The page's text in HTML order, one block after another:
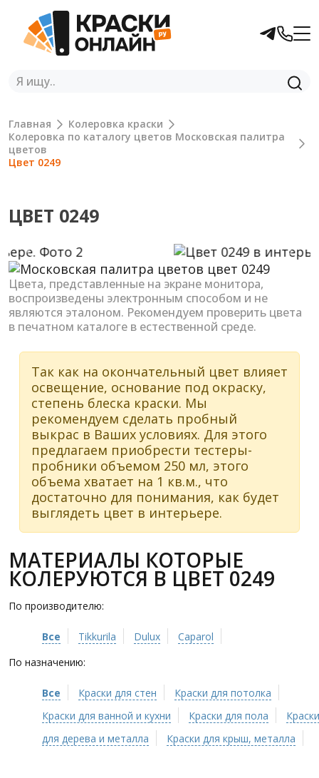
Главная
Колеровка краски
Колеровка по каталогу цветов Московская палитра
цветов
Цвет 0249
ЦВЕТ 0249
Previous Next
Цвета, представленные на экране монитора,
воспроизведены электронным способом и не
являются эталоном. Рекомендуем проверить цвета
в печатном каталоге в естественной среде.
Так как на окончательный цвет влияет
освещение, основание под окраску,
степень блеска краски. Мы
рекомендуем сделать пробный
выкрас в Ваших условиях. Для этого
предлагаем приобрести тестеры-
пробники объемом 250 мл, этого
объема хватает на 1 кв.м., что
достаточно для понимания, как будет
выглядеть цвет в интерьере.
МАТЕРИАЛЫ КОТОРЫЕ
КОЛЕРУЮТСЯ В ЦВЕТ 0249
По производителю:
Все Tikkurila Dulux
Caparol
По назначению:
Все Краски для стен
Краски для потолка
Краски для ванной и кухни
Краски для пола
Краски
для дерева и металла
Краски для крыш, металла